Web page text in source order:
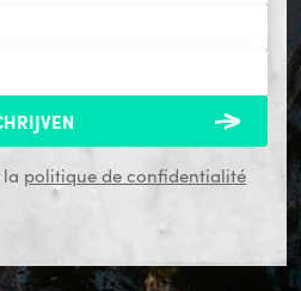
politique de confidentialité